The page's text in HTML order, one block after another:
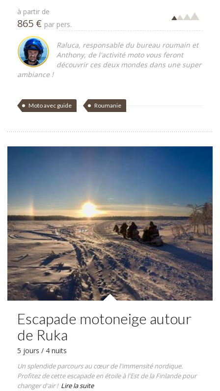
à partir de
865 € par pers.
Raluca, responsable du bureau roumain et
Anthony, de l'activité moto vous feront
découvrir ces deux mondes dans une super
ambiance !
Moto avec guide Roumanie
Escapade motoneige autour
de Ruka
5 jours / 4 nuits
Un splendide parcours au cœur de l'immensité nordique.
Profitez de cette escapade en étoile à l'Est de la Finlande pour
changer d'air ! Lire la suite